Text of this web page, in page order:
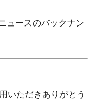
ュースのバックナン
いただきありがとう